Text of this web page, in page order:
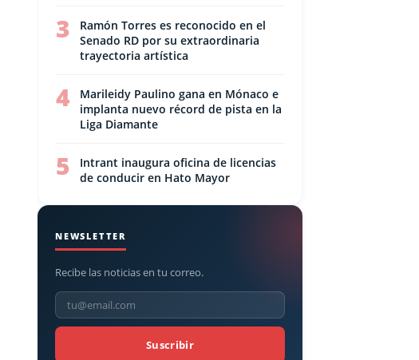
3
Ramón Torres es reconocido en el
Senado RD por su extraordinaria
trayectoria artística
4
Marileidy Paulino gana en Mónaco e
implanta nuevo récord de pista en la
Liga Diamante
5
Intrant inaugura oficina de licencias
de conducir en Hato Mayor
NEWSLETTER
Recibe las noticias en tu correo.
Suscribir